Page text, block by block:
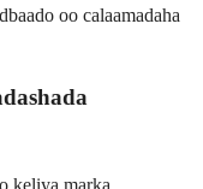
oo calaamadaha
keliya marka